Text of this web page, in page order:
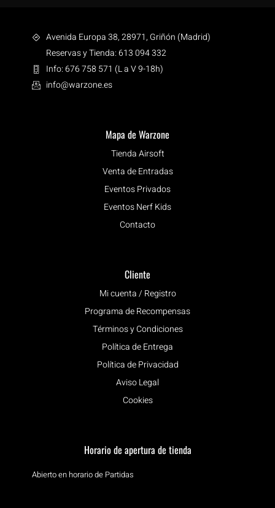
Avenida Europa 38, 28971, Griñón (Madrid)
Reservas y Tienda: 613 094 332
Info: 676 758 571 (L a V 9-18h)
info@warzone.es
Mapa de Warzone
Tienda Airsoft
Venta de Entradas
Eventos Privados
Eventos Nerf Kids
Contacto
Cliente
Mi cuenta / Registro
Programa de Recompensas
Términos y Condiciones
Política de Entrega
Política de Privacidad
Aviso Legal
Cookies
Horario de apertura de tienda
Abierto en horario de Partidas